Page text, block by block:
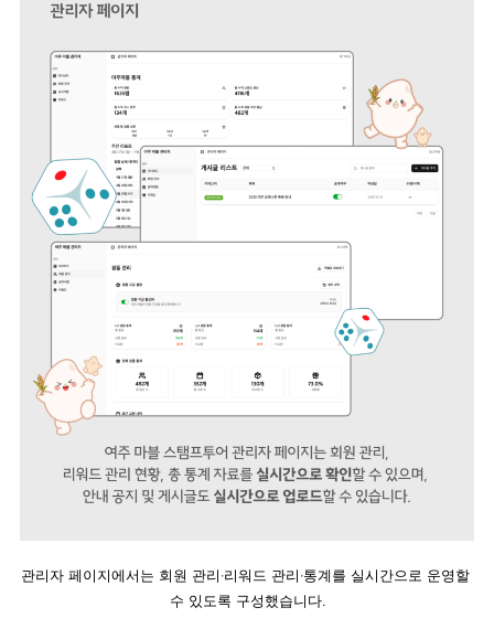
관리자 페이지에서는 회원 관리·리워드 관리·통계를 실시간으로 운영할
수 있도록 구성했습니다.